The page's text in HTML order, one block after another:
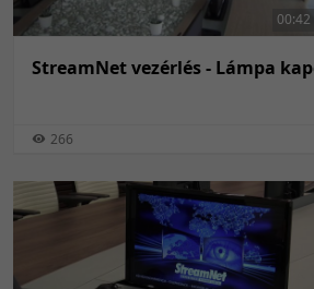
00:42
StreamNet vezérlés - Lámpa
266